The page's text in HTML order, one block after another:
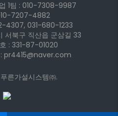
1팀 : 010-7308-9987
7207-4882
4307, 031-680-1233
서북구 직산읍 군삼길 33
: 331-87-01020
: pr4415@naver.com
른가설시스템㈜.